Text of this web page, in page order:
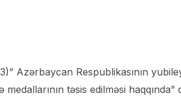
Azərbaycan Respublikasının
təsis edilməsi